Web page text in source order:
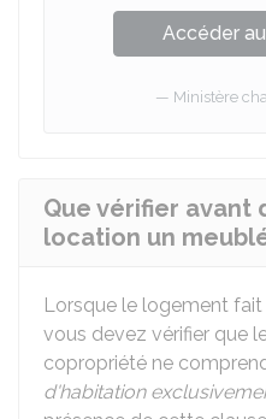
Accéder
Ministère
Que vérifier avant
location un
Lorsque le logement
vous devez vérifier que
copropriété ne
d'habitation